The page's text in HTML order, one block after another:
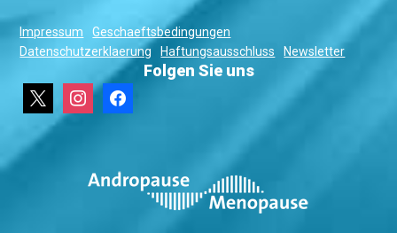
Impressum
Geschaeftsbedingungen
Datenschutzerklaerung
Haftungsausschluss Newsletter
Folgen Sie uns
instagramfacebook